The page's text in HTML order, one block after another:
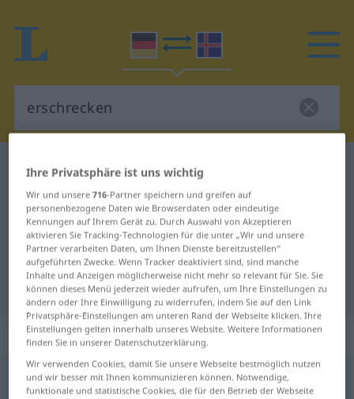
Deutsch-Isländisch Wörterbuch
Deutsch-Isländisch Übersetzung
für "erschrecken"
"erschrecken" Isländisch
Übersetzung
„erschrecken“: reflexives Verb
erschreckenv/r
Ihre Privatsphäre ist uns wichtig
Wir und unsere716-Partner speichern und greifen auf
personenbezogene Daten wie Browserdaten oder eindeutige
Kennungen auf Ihrem Gerät zu. Durch Auswahl von Akzeptieren
aktivieren Sie Tracking-Technologien für die unter „Wir und unsere
Partner verarbeiten Daten, um Ihnen Dienste bereitzustellen“
aufgeführten Zwecke. Wenn Tracker deaktiviert sind, sind manche
Inhalte und Anzeigen möglicherweise nicht mehr so relevant für Sie. Sie
können dieses Menü jederzeit wieder aufrufen, um Ihre Einstellungen zu
ändern oder Ihre Einwilligung zu widerrufen, indem Sie auf den Link
Privatsphäre-Einstellungen am unteren Rand der Webseite klicken. Ihre
Einstellungen gelten innerhalb unseres Website. Weitere Informationen
finden Sie in unserer Datenschutzerklärung.
Wir verwenden Cookies, damit Sie unsere Webseite bestmöglich nutzen
und wir besser mit Ihnen kommunizieren können. Notwendige,
funktionale und statistische Cookies, die für den Betrieb der Webseite